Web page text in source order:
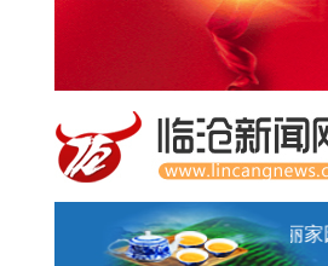
建设好美丽家园